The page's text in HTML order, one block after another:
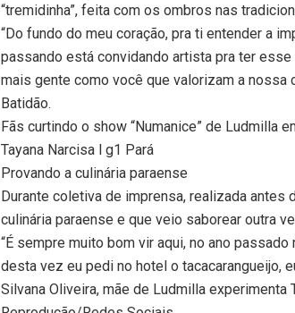
“tremidinha”, feita com os ombros nas
“Do fundo do meu coração, pra ti entender a
passando está convidando artista pra ter
mais gente como você que valorizam a nossa
Batidão.
Fãs curtindo o show “Numanice” de Ludmilla
Tayana Narcisa l g1 Pará
Provando a culinária paraense
Durante coletiva de imprensa, realizada antes
culinária paraense e que veio saborear outra
“É sempre muito bom vir aqui, no ano
desta vez eu pedi no hotel o tacacarangueijo,
Silvana Oliveira, mãe de Ludmilla experimenta